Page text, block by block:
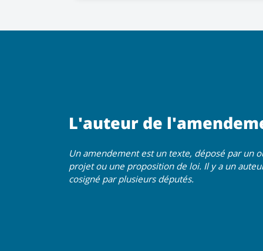
L'auteur de
Un amendement est un texte, déposé par un
projet ou une proposition de loi. Il y a un
cosigné par plusieurs députés.